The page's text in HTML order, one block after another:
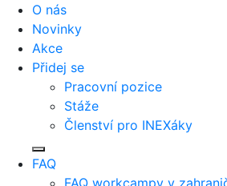
O nás
Novinky
Akce
Přidej se
Pracovní pozice
Stáže
Členství pro INEXáky
FAQ
FAQ workcampy v